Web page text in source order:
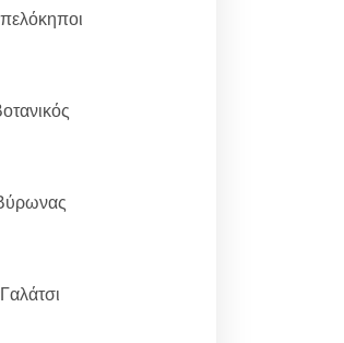
Γαλάτσι